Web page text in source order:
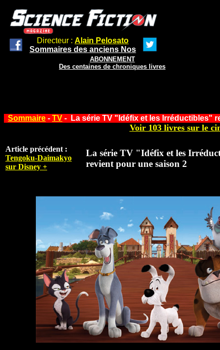
Directeur : Alain Pelosato
Sommaires des anciens Nos
ABONNEMENT
Des centaines de chroniques livres
Sommaire - TV - La série TV "Idéfix et les Irréductibles"
Voir 103 livres sur le
Article précédent :
Tengoku-Daimakyo
sur Disney +
La série TV "Idéfix et les
revient pour une saison 2